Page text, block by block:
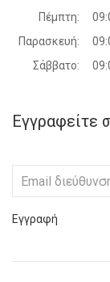
Πέμπτη:
Παρασκευή:
Σάββατο:
Εγγραφείτε
Εγγραφή